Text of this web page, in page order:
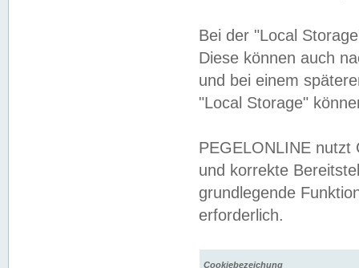
Bei der "Local
Diese können auch
und bei einem
"Local Storage"
PEGELONLINE nutzt
und korrekte
grundlegende
erforderlich.
Cookiebezeichung